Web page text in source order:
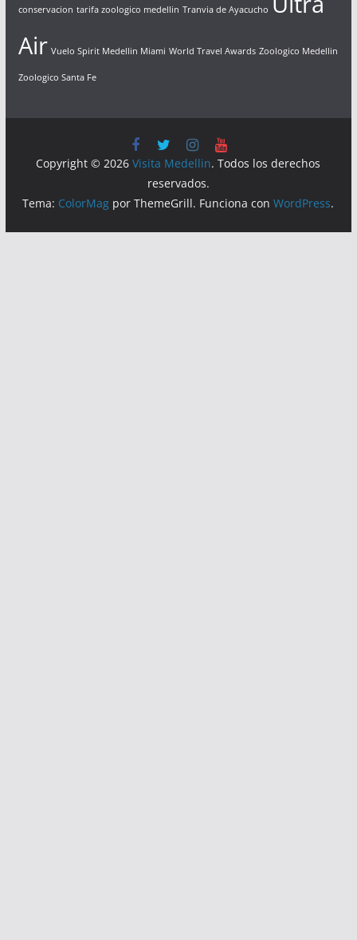
conservacion tarifa zoologico medellin Tranvia de Ayacucho
Air Vuelo Spirit Medellin Miami World Travel Awards Zoologico Medellin
Zoologico Santa Fe
Copyright © 2026Visita Medellin. Todos los derechos
reservados.
Tema: ColorMag por ThemeGrill. Funciona conWordPress.